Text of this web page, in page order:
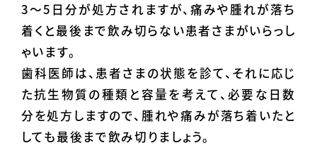
3〜5日分が処方されますが、痛みや腫れが落ち
着くと最後まで飲み切らない患者さまがいらっし
ゃいます。
歯科医師は、患者さまの状態を診て、それに応じ
た抗生物質の種類と容量を考えて、必要な日数
分を処方しますので、腫れや痛みが落ち着いたと
しても最後まで飲み切りましょう。